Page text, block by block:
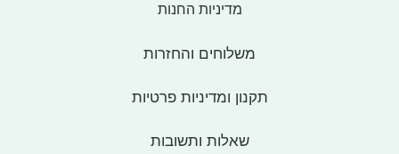
מדיניות החנות
משלוחים והחזרות
תקנון ומדיניות פרטיות
שאלות ותשובות